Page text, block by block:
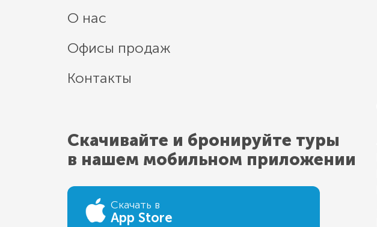
О нас
Офисы продаж
Контакты
Скачивайте и бронируйте туры
в нашем мобильном приложении
Скачать в
App Store